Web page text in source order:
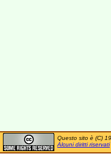
Questo sito è (C)
Alcuni diritti riservati